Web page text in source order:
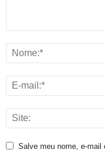
Salve meu nome, e-mail